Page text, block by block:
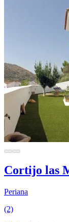
Cortijo las
Periana
(2)